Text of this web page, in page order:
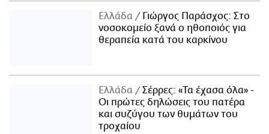
Ελλάδα
Γιώργος Παράσχος: Στο
νοσοκομείο ξανά ο ηθοποιός για
θεραπεία κατά του καρκίνου
Ελλάδα
Σέρρες: «Τα έχασα όλα» -
Οι πρώτες δηλώσεις του πατέρα
και συζύγου των θυμάτων του
τροχαίου